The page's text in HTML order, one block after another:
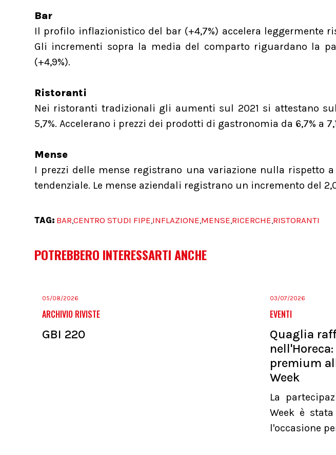
Bar
Il profilo inflazionistico del bar (+4,7%) accelera leggermente
Gli incrementi sopra la media del comparto riguardano la
(+4,9%).
Ristoranti
Nei ristoranti tradizionali gli aumenti sul 2021 si attestano
5,7%. Accelerano i prezzi dei prodotti di gastronomia da 6,7% a
Mense
I prezzi delle mense registrano una variazione nulla rispetto
tendenziale. Le mense aziendali registrano un incremento del
TAG: BAR,CENTRO STUDI FIPE,INFLAZIONE,MENSE,RICERCHE,RISTORANTI
POTREBBERO INTERESSARTI ANCHE
05/08/2026
ARCHIVIO RIVISTE
GBI 220
03/07/2026
EVENTI
Quaglia
premium
Week
La
Week è
l'occasione